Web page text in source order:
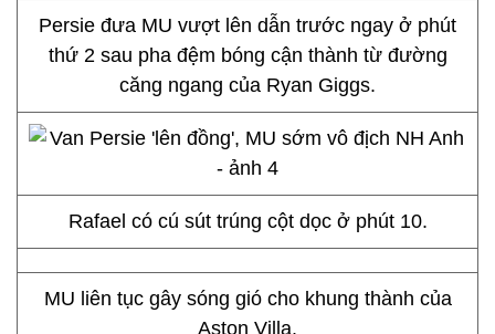
Persie đưa MU vượt lên dẫn trước ngay ở phút
thứ 2 sau pha đệm bóng cận thành từ đường
căng ngang của Ryan Giggs.
Rafael có cú sút trúng cột dọc ở phút 10.
MU liên tục gây sóng gió cho khung thành của
Aston Villa.